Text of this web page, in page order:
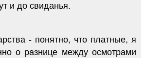
и до свиданья.
- понятно, что платные, я
о разнице между осмотрами